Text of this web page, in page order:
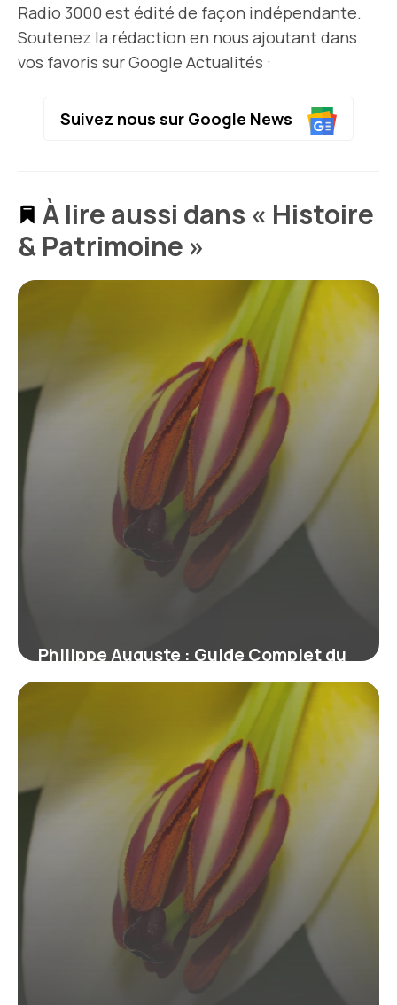
Radio 3000 est édité de façon indépendante.
Soutenez la rédaction en nous ajoutant dans
vos favoris sur Google Actualités :
Suivez nous sur Google News
À lire aussi dans « Histoire
& Patrimoine »
Philippe Auguste : Guide Complet du
Roi de France